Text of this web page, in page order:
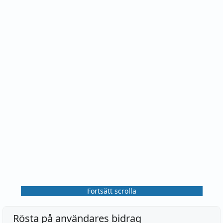
Fortsätt scrolla
Rösta på användares bidrag